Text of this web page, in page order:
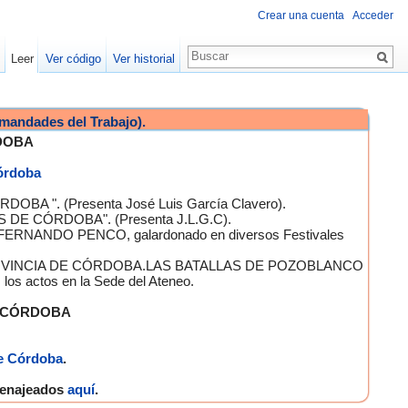
del Trabajo).
". (Presenta José Luis García Clavero).
DE CÓRDOBA". (Presenta J.L.G.C).
PENCO, galardonado en diversos Festivales
DE CÓRDOBA.LAS BATALLAS DE POZOBLANCO
actos en la Sede del Ateneo.
Córdoba.
aquí.
Crear una cuenta Acceder
Leer Ver código Ver historial